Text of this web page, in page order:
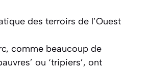
des terroirs de l’Ouest
comme beaucoup de
ou ‘tripiers’, ont